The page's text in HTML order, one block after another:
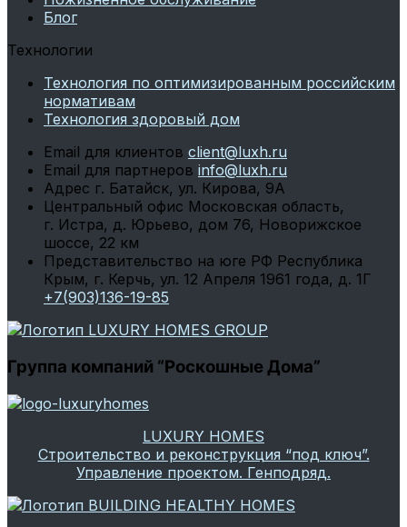
Блог
Технологии
Технология по оптимизированным российским
нормативам
Технология здоровый дом
Email для клиентов client@luxh.ru
Email для партнеров info@luxh.ru
Адрес г. Батайск, ул. Кирова, 9А
Центральный офис Московская область,
г. Истра, д. Юрьево, дом 76, Новорижское
шоссе, 22 км
Представительство на юге РФ Республика
Крым, г. Керчь, ул. 12 Апреля 1961 года, д. 1Г
+7(903)136-19-85
Группа компаний “Роскошные Дома”
LUXURY HOMES
Строительство и реконструкция “под ключ”.
Управление проектом. Генподряд.